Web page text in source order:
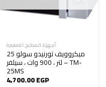
أجهزة المطبخ الصغيرة
ميكروويف تورنيدو سولو 25
لتر ، 900 وات ، سيلفر – TM-
25MS
4,700.00EGP